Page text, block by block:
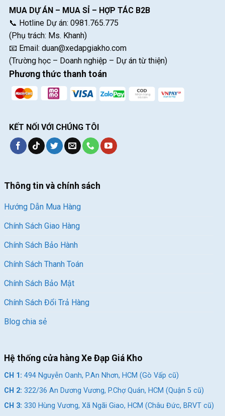
MUA DỰ ÁN – MUA SỈ – HỢP TÁC B2B
📞 Hotline Dự án: 0981.765.775
(Phụ trách: Ms. Khanh)
📧 Email: duan@xedapgiakho.com
(Trường học – Doanh nghiệp – Dự án từ thiện)
Phương thức thanh toán
KẾT NỐI VỚI CHÚNG TÔI
Thông tin và chính sách
Hướng Dẫn Mua Hàng
Chính Sách Giao Hàng
Chính Sách Bảo Hành
Chính Sách Thanh Toán
Chính Sách Bảo Mật
Chính Sách Đổi Trả Hàng
Blog chia sẻ
Hệ thống cửa hàng Xe Đạp Giá Kho
CH 1: 494 Nguyễn Oanh, P.An Nhơn, HCM (Gò Vấp cũ)
CH 2: 322/36 An Dương Vương, P.Chợ Quán, HCM (Quận 5 cũ)
CH 3: 330 Hùng Vương, Xã Ngãi Giao, HCM (Châu Đức, BRVT cũ)